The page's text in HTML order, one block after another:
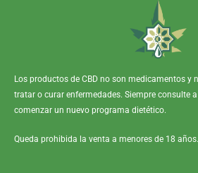
Los productos de CBD no son medicamentos y
tratar o curar enfermedades. Siempre consulte
comenzar un nuevo programa dietético.
Queda prohibida la venta a menores de 18 años.